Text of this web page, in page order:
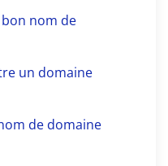
nom de
un domaine
de domaine